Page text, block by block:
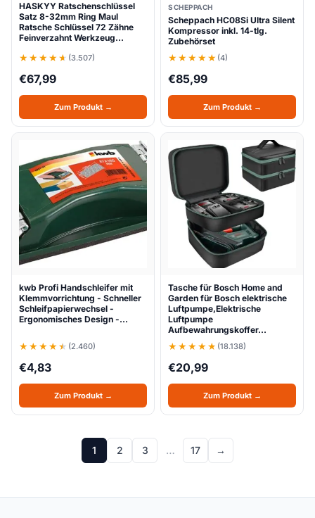
HASKYY Ratschenschlüssel
Satz 8-32mm Ring Maul
Ratsche Schlüssel 72 Zähne
Feinverzahnt Werkzeug…
(3.507)
€67,99
Zum Produkt →
SCHEPPACH
Scheppach HC08Si Ultra Silent
Kompressor inkl. 14-tlg.
Zubehörset
(4)
€85,99
Zum Produkt →
kwb Profi Handschleifer mit
Klemmvorrichtung - Schneller
Schleifpapierwechsel -
Ergonomisches Design -…
(2.460)
€4,83
Zum Produkt →
Tasche für Bosch Home and
Garden für Bosch elektrische
Luftpumpe,Elektrische
Luftpumpe
Aufbewahrungskoffer…
(18.138)
€20,99
Zum Produkt →
1 2 3 … 17 →